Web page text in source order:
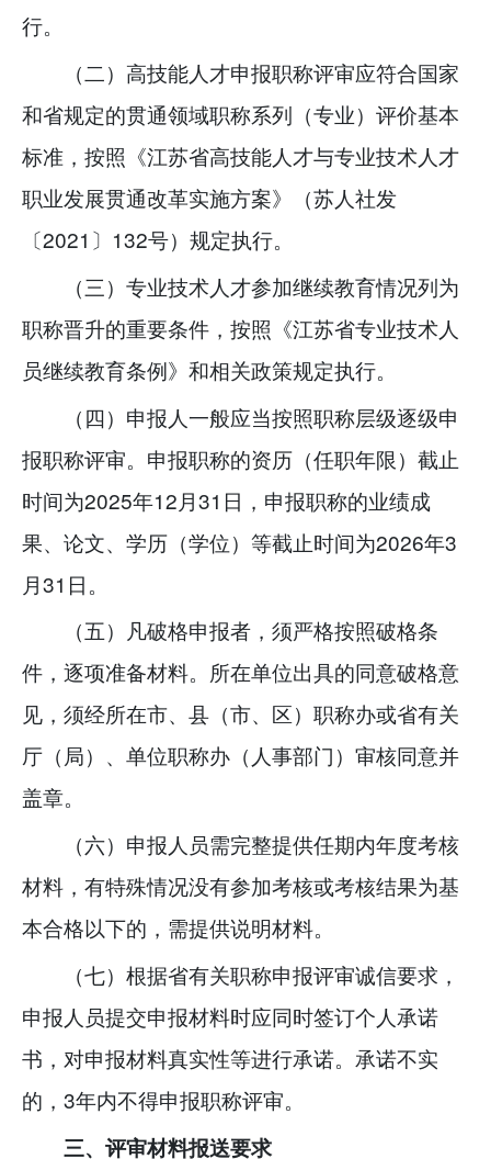
行。
（二）高技能人才申报职称评审应符合国家
和省规定的贯通领域职称系列（专业）评价基本
标准，按照《江苏省高技能人才与专业技术人才
职业发展贯通改革实施方案》（苏人社发
〔2021〕132号）规定执行。
（三）专业技术人才参加继续教育情况列为
职称晋升的重要条件，按照《江苏省专业技术人
员继续教育条例》和相关政策规定执行。
（四）申报人一般应当按照职称层级逐级申
报职称评审。申报职称的资历（任职年限）截止
时间为2025年12月31日，申报职称的业绩成
果、论文、学历（学位）等截止时间为2026年3
月31日。
（五）凡破格申报者，须严格按照破格条
件，逐项准备材料。所在单位出具的同意破格意
见，须经所在市、县（市、区）职称办或省有关
厅（局）、单位职称办（人事部门）审核同意并
盖章。
（六）申报人员需完整提供任期内年度考核
材料，有特殊情况没有参加考核或考核结果为基
本合格以下的，需提供说明材料。
（七）根据省有关职称申报评审诚信要求，
申报人员提交申报材料时应同时签订个人承诺
书，对申报材料真实性等进行承诺。承诺不实
的，3年内不得申报职称评审。
三、评审材料报送要求